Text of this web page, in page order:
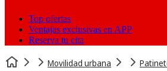
Top ofertas
Ventajas exclusivas en APP
Reserva tu cita
Movilidad urbana